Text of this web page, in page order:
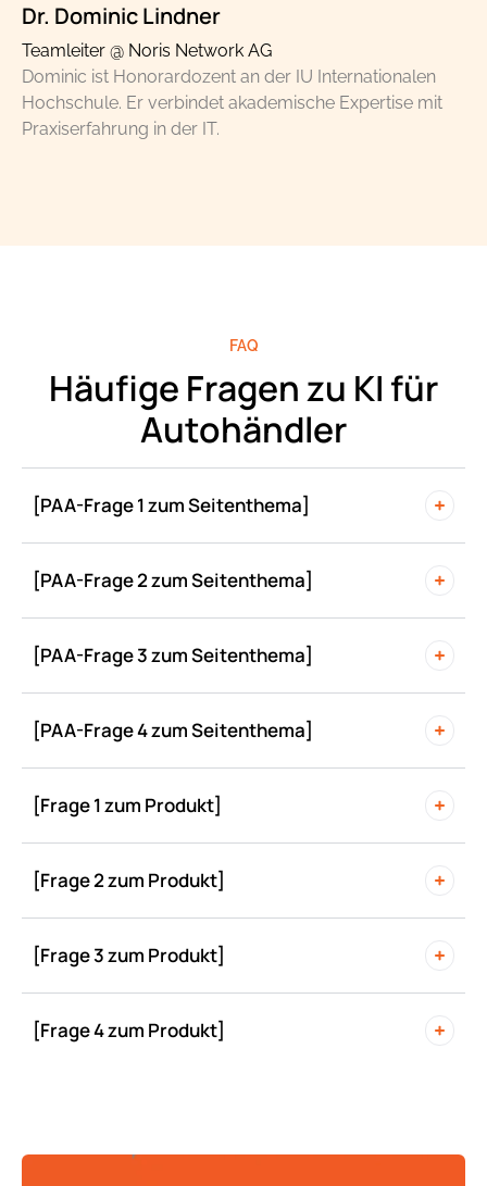
Dr. Dominic Lindner
Teamleiter @ Noris Network AG
Dominic ist Honorardozent an der IU Internationalen
Hochschule. Er verbindet akademische Expertise mit
Praxiserfahrung in der IT.
Häufige Fragen zu KI für
Autohändler
FAQ
[PAA-Frage 1 zum Seitenthema]
[PAA-Frage 2 zum Seitenthema]
[PAA-Frage 3 zum Seitenthema]
[PAA-Frage 4 zum Seitenthema]
[Frage 1 zum Produkt]
[Frage 2 zum Produkt]
[Frage 3 zum Produkt]
[Frage 4 zum Produkt]